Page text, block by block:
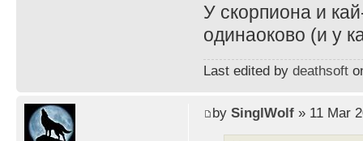
У скорпиона и
одинаоково (и у
Last edited by deathsoft
by SinglWolf» 11 Mar